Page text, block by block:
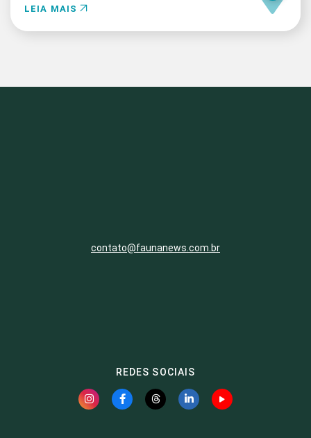
LEIA MAIS
contato@faunanews.com.br
REDES SOCIAIS